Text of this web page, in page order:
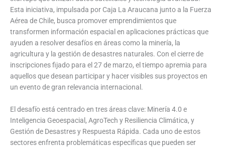
Esta iniciativa, impulsada por Caja La Araucana junto a la Fuerza
Aérea de Chile, busca promover emprendimientos que
transformen información espacial en aplicaciones prácticas que
ayuden a resolver desafíos en áreas como la minería, la
agricultura y la gestión de desastres naturales. Con el cierre de
inscripciones fijado para el 27 de marzo, el tiempo apremia para
aquellos que desean participar y hacer visibles sus proyectos en
un evento de gran relevancia internacional.
El desafío está centrado en tres áreas clave: Minería 4.0 e
Inteligencia Geoespacial, AgroTech y Resiliencia Climática, y
Gestión de Desastres y Respuesta Rápida. Cada uno de estos
sectores enfrenta problemáticas específicas que pueden ser